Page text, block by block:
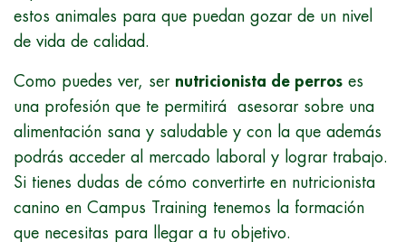
estos animales para que puedan gozar de un nivel
de vida de calidad.
Como puedes ver, ser nutricionista de perros es
una profesión que te permitirá asesorar sobre una
alimentación sana y saludable y con la que además
podrás acceder al mercado laboral y lograr trabajo.
Si tienes dudas de cómo convertirte en nutricionista
canino en Campus Training tenemos la formación
que necesitas para llegar a tu objetivo.